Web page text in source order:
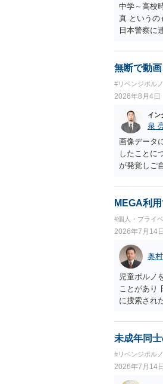
中学～高校
真 というの
日本警察に
無断で動
#リベンジポルノ
2026年8月4日
イン
泉
画像データ
したことに
が発覚しご
MEGA利
#個人・プライ
2026年7月14日
奥
児童ポルノ
ことがあり
に捜索され
未成年同
#リベンジポルノ
2026年7月14日